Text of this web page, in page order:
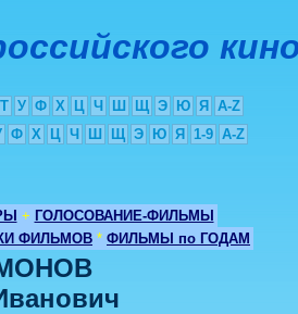
Т У Ф Х Ц Ч Ш Щ Э Ю Я
A-Z
Ф Х Ц Ч Ш Щ Э Ю Я 1-9 A-Z
+ ГОЛОСОВАНИЕ-ФИЛЬМЫ
ФИЛЬМОВ * ФИЛЬМЫ по ГОДАМ